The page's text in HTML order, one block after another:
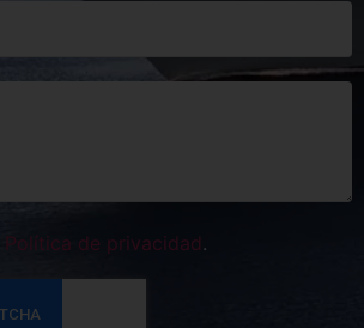
Política de privacidad .